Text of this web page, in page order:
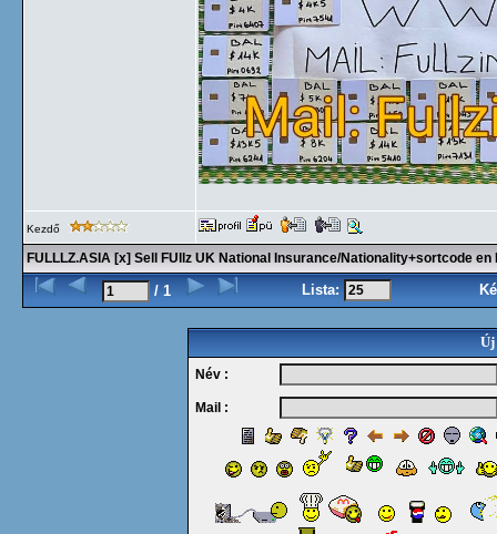
Kezdő
FULLLZ.ASIA [x] Sell FUllz UK National Insurance/Nationality+sortcode
/ 1 Lista:
Új
Név :
Mail :